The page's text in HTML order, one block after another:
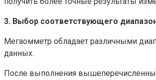
3. Выбор соответствующего
Мегаомметр обладает различными
данных.
После выполнения